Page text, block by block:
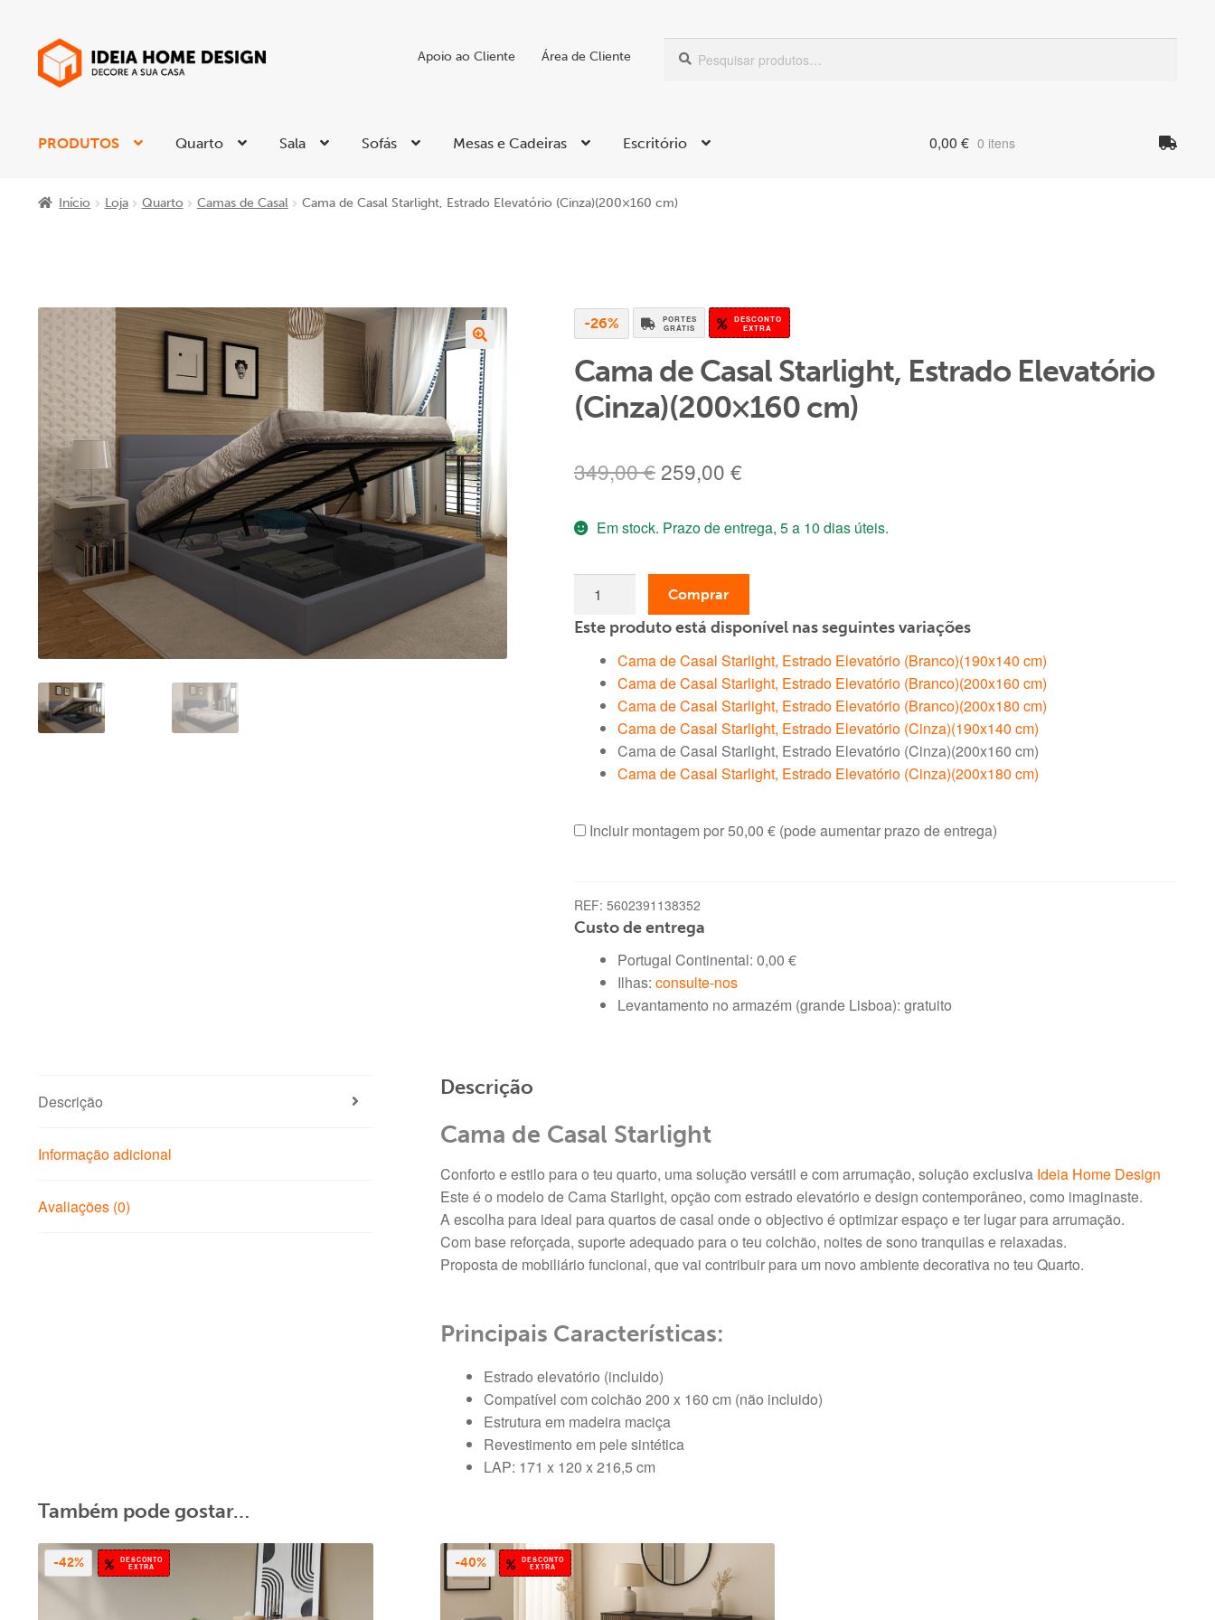
Ir
para
Saltar
para
Apoio ao Cliente Área de Cliente
por:
PRODUTOS Quarto Sala Sofás Mesas e Cadeiras Escritório 0,00€ 0 itens
Início Loja Quarto Camas de Casal Cama de Casal Starlight, Estrado Elevatório (Cinza)(200×160 cm)
-26%
PORTES
GRÁTIS
DESCONTO
EXTRA
Cama de Casal Starlight, Estrado Elevatório
(Cinza)(200×160 cm)
349,00€ O
original
era:
349,00 €.
259,00 €O
atual
é:
Em stock. Prazo de entrega, 5 a 10 dias úteis.
Cama
Starlight,
Estrado
Elevatório
(Cinza)
Comprar
Este produto está disponível nas seguintes variações
Cama de Casal Starlight, Estrado Elevatório (Branco)(190x140 cm)
Cama de Casal Starlight, Estrado Elevatório (Branco)(200x160 cm)
Cama de Casal Starlight, Estrado Elevatório (Branco)(200x180 cm)
Cama de Casal Starlight, Estrado Elevatório (Cinza)(190x140 cm)
Cama de Casal Starlight, Estrado Elevatório (Cinza)(200x160 cm)
Cama de Casal Starlight, Estrado Elevatório (Cinza)(200x180 cm)
Incluir montagem por50,00 €(pode aumentar prazo de entrega)
REF: 5602391138352
Custo de entrega
Portugal Continental: 0,00 €
Ilhas: consulte-nos
Levantamento no armazém (grande Lisboa): gratuito
Descrição
Informação adicional
Avaliações (0)
Descrição
Cama de Casal Starlight
Conforto e estilo para o teu quarto, uma solução versátil e com arrumação, solução exclusiva Ideia Home Design
Este é o modelo de Cama Starlight, opção com estrado elevatório e design contemporâneo, como imaginaste.
A escolha para ideal para quartos de casal onde o objectivo é optimizar espaço e ter lugar para arrumação.
Com base reforçada, suporte adequado para o teu colchão, noites de sono tranquilas e relaxadas.
Proposta de mobiliário funcional, que vai contribuir para um novo ambiente decorativa no teu Quarto.
Principais Características:
Estrado elevatório (incluido)
Compatível com colchão 200 x 160 cm (não incluido)
Estrutura em madeira maciça
Revestimento em pele sintética
LAP: 171 x 120 x 216,5 cm
Também pode gostar…
DESCONTO
EXTRA
-42%
DESCONTO
EXTRA
-40%